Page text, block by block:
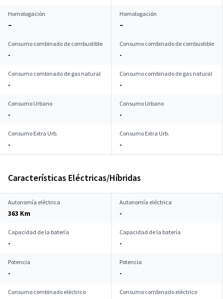
Homologación
–
Homologación
–
Consumo combinado de combustible
-
Consumo combinado de combustible
-
Consumo combinado de gas natural
-
Consumo combinado de gas natural
-
Consumo Urbano
-
Consumo Urbano
-
Consumo Extra Urb.
-
Consumo Extra Urb.
-
Características Eléctricas/Híbridas
Autonomía eléctrica
363 Km
Autonomía eléctrica
-
Capacidad de la batería
-
Capacidad de la batería
-
Potencia
-
Potencia
-
Consumo combinado eléctrico Consumo combinado eléctrico